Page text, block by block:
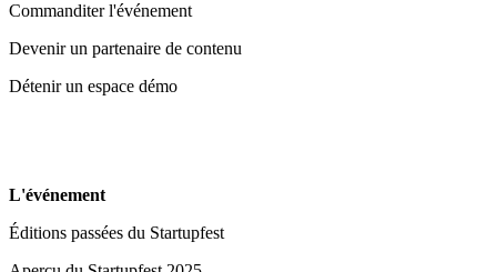
Commanditer l'événement
Devenir un partenaire de contenu
Détenir un espace démo
L'événement
Éditions passées du Startupfest